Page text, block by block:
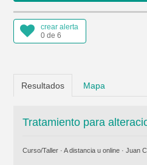
crear alerta
0 de 6
Resultados Mapa
Tratamiento para
Curso/Taller · A distancia u online · Juan